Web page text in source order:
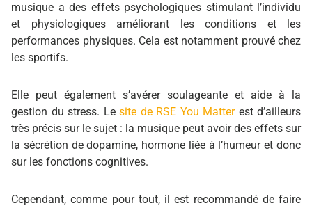
musique a des effets psychologiques stimulant l’individu
et physiologiques améliorant les conditions et les
performances physiques. Cela est notamment prouvé chez
les sportifs.
Elle peut également s’avérer soulageante et aide à la
gestion du stress. Le site de RSE You Matterest d’ailleurs
très précis sur le sujet : la musique peut avoir des effets sur
la sécrétion de dopamine, hormone liée à l’humeur et donc
sur les fonctions cognitives.
Cependant, comme pour tout, il est recommandé de faire